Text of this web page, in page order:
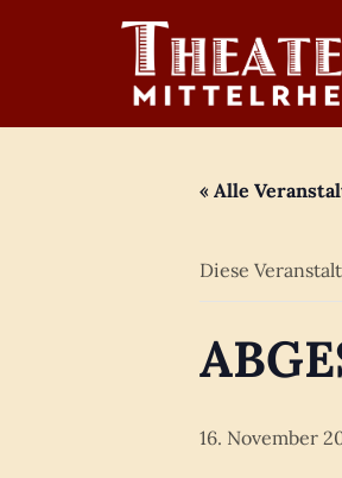
springen
« Alle
Diese
16. November